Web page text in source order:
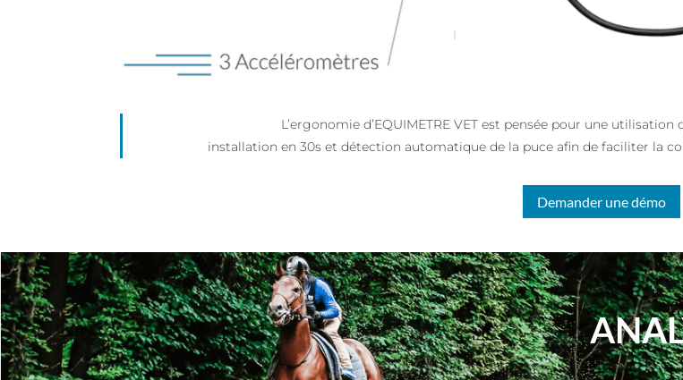
L’ergonomie d’EQUIMETRE VET est pensée pour une
installation en 30s et détection automatique de la puce afin de faciliter la
Demander une démo